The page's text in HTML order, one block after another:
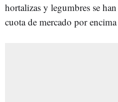
hortalizas y legumbres se
cuota de mercado por